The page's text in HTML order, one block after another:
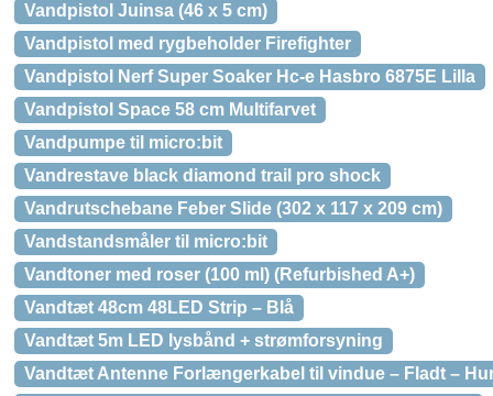
Vandpistol Juinsa (46 x 5 cm)
Vandpistol med rygbeholder Firefighter
Vandpistol Nerf Super Soaker Hc-e Hasbro 6875E Lilla
Vandpistol Space 58 cm Multifarvet
Vandpumpe til micro:bit
Vandrestave black diamond trail pro shock
Vandrutschebane Feber Slide (302 x 117 x 209 cm)
Vandstandsmåler til micro:bit
Vandtoner med roser (100 ml) (Refurbished A+)
Vandtæt 48cm 48LED Strip – Blå
Vandtæt 5m LED lysbånd + strømforsyning
Vandtæt Antenne Forlængerkabel til vindue – Fladt –